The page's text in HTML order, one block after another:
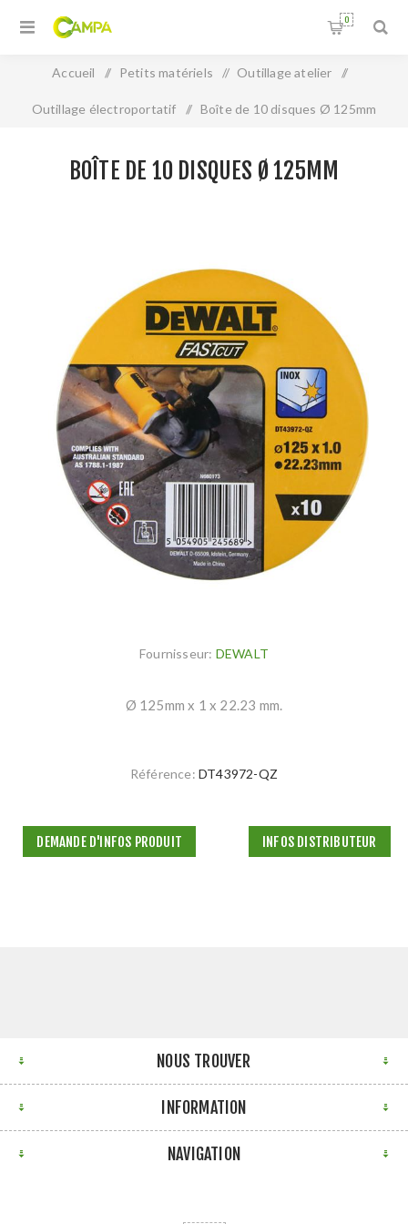
0
Accueil / Petits matériels / Outillage atelier /
Outillage électroportatif / Boîte de 10 disques Ø 125mm
BOÎTE DE 10 DISQUES Ø 125MM
Fournisseur: DEWALT
Ø 125mm x 1 x 22.23 mm.
Référence: DT43972-QZ
DEMANDE D'INFOS PRODUIT INFOS DISTRIBUTEUR
NOUS TROUVER
INFORMATION
NAVIGATION